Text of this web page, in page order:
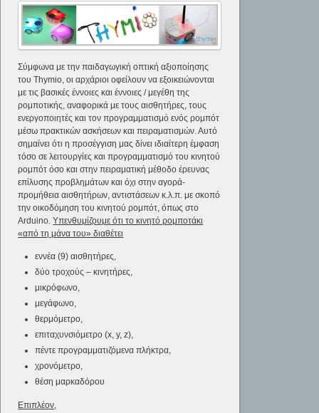
Σύμφωνα με την παιδαγωγική οπτική αξιοποίησης
του Thymio, οι αρχάριοι οφείλουν να εξοικειώνονται
με τις βασικές έννοιες και έννοιες / μεγέθη της
ρομποτικής, αναφορικά με τους αισθητήρες, τους
ενεργοποιητές και τον προγραμματισμό ενός ρομπότ
μέσω πρακτικών ασκήσεων και πειραματισμών. Αυτό
σημαίνει ότι η προσέγγιση μας δίνει ιδιαίτερη έμφαση
τόσο σε λειτουργίες και προγραμματισμό του κινητού
ρομπότ όσο και στην πειραματική μέθοδο έρευνας
επίλυσης προβλημάτων και όχι στην αγορά-
προμήθεια αισθητήρων, αντιστάσεων κ.λ.π. με σκοπό
την οικοδόμηση του κινητού ρομπότ, όπως στο
Arduino.Υπενθυμίζουμε ότι το κινητό ρομποτάκι
«από τη μάνα του» διαθέτει
εννέα (9) αισθητήρες,
δύο τροχούς – κινητήρες,
μικρόφωνο,
μεγάφωνο,
θερμόμετρο,
επιταχυνσιόμετρο (x, y, z),
πέντε προγραμματιζόμενα πλήκτρα,
χρονόμετρο,
θέση μαρκαδόρου
Επιπλέον,